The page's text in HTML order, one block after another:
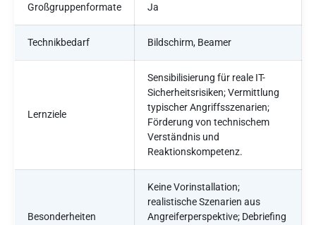
Großgruppenformate Ja
Technikbedarf Bildschirm, Beamer
Lernziele
Sensibilisierung für reale IT-
Sicherheitsrisiken; Vermittlung
typischer Angriffsszenarien;
Förderung von technischem
Verständnis und
Reaktionskompetenz.
Besonderheiten
Keine Vorinstallation;
realistische Szenarien aus
Angreiferperspektive; Debriefing